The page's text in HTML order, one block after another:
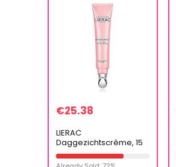
€25.38
LIERAC
Daggezichtscrème, 15
ml